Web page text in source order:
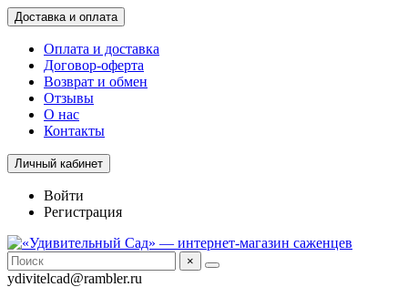
Доставка и оплата
Оплата и доставка
Договор-оферта
Возврат и обмен
Отзывы
О нас
Контакты
Личный кабинет
Войти
Регистрация
×
ydivitelcad@rambler.ru